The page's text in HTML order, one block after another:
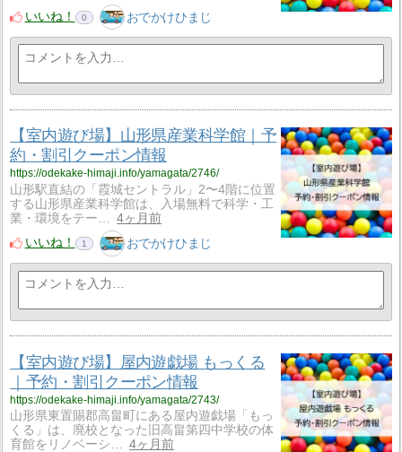
いいね！
0 おでかけひまじ
【室内遊び場】山形県産業科学館｜予
約・割引クーポン情報
https://odekake-himaji.info/yamagata/2746/
山形駅直結の「霞城セントラル」2〜4階に位置
する山形県産業科学館は、入場無料で科学・工
業・環境をテー…
4ヶ月前
いいね！
1 おでかけひまじ
【室内遊び場】屋内遊戯場 もっくる
｜予約・割引クーポン情報
https://odekake-himaji.info/yamagata/2743/
山形県東置賜郡高畠町にある屋内遊戯場「もっ
くる」は、廃校となった旧高畠第四中学校の体
育館をリノベーシ…
4ヶ月前